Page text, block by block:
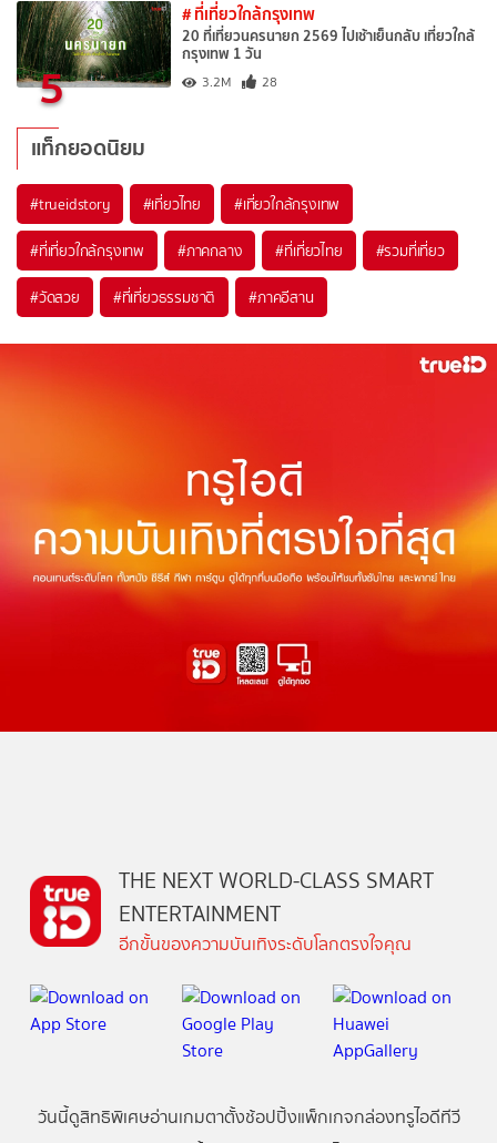
5
# ที่เที่ยวใกล้กรุงเทพ
20 ที่เที่ยวนครนายก 2569 ไปเช้าเย็นกลับ เที่ยวใกล้
กรุงเทพ 1 วัน
3.2M 28
แท็กยอดนิยม
#trueidstory #เที่ยวไทย #เที่ยวใกล้กรุงเทพ
#ที่เที่ยวใกล้กรุงเทพ #ภาคกลาง #ที่เที่ยวไทย #รวมที่เที่ยว
#วัดสวย #ที่เที่ยวธรรมชาติ #ภาคอีสาน
THE NEXT WORLD-CLASS SMART
ENTERTAINMENT
อีกขั้นของความบันเทิงระดับโลกตรงใจคุณ
วันนี้ดูสิทธิพิเศษอ่านเกมตาตั้งช้อปปิ้งแพ็กเกจกล่องทรูไอดีทีวี